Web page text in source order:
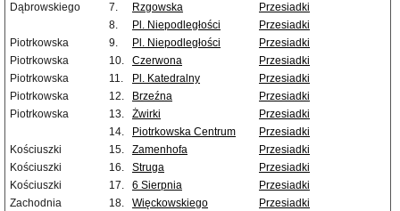
Dąbrowskiego
7. Rzgowska
Przesiadki
8.
Pl. Niepodległości
Przesiadki
Piotrkowska
9. Pl. Niepodległości
Przesiadki
Piotrkowska
10. Czerwona
Przesiadki
Piotrkowska
11. Pl. Katedralny
Przesiadki
Piotrkowska
12. Brzeźna
Przesiadki
Piotrkowska
13. Żwirki
Przesiadki
14.
Piotrkowska Centrum
Przesiadki
Kościuszki
15. Zamenhofa
Przesiadki
Kościuszki
16. Struga
Przesiadki
Kościuszki
17. 6 Sierpnia
Przesiadki
Zachodnia
18. Więckowskiego
Przesiadki